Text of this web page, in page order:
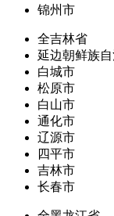
锦州市
全吉林省
延边朝鲜族自
白城市
松原市
白山市
通化市
辽源市
四平市
吉林市
长春市